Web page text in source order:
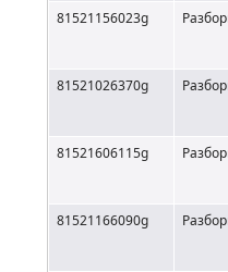
81521156023g
81521026370g
81521606115g
81521166090g